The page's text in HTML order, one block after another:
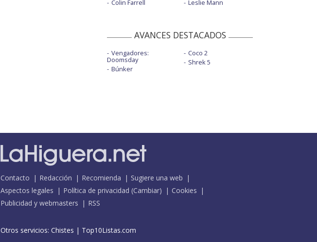
Colin Farrell
Leslie Mann
AVANCES DESTACADOS
Vengadores:
Doomsday
Búnker
Coco 2
Shrek 5
Contacto Redacción Recomienda
Sugiere una web
Aspectos legales
Política de privacidad (Cambiar)
Cookies
Publicidad y webmasters
RSS
Otros servicios: Chistes | Top10Listas.com